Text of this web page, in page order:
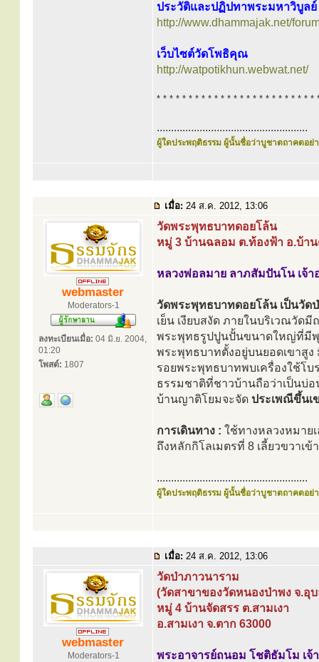
ประวัติและปฏิปทาพระมหาวิบูล
http://www.dhammajak.net/
เว็บไซต์วัดโพธิคุณ
http://watpotikhun.webwat.net/
* * * * * * * * * * * * * * * * * * * * * * * * *
.....................................................
ผู้ใดประพฤติธรรม ผู้นั้นชื่อว่าบูชาตถาคตอย่า
เมื่อ: 24 ส.ค. 2012, 13:06
webmaster
Moderators-1
ลงทะเบียนเมื่อ: 04 มิ.ย. 2004,
01:20
โพสต์: 1807
วัดพระพุทธบาทดอยโล้น
หมู่ 3 บ้านฉลอม ต.ท้องฟ้า อ.บ้าน
หลวงพ่อลมาย ลาภสัมปันโน เจ้า
วัดพระพุทธบาทดอยโล้น เป็นวัด
เย็น เงียบสงัด ภายในบริเวณวัด
พระพุทธรูปปูนปั้นขนาดใหญ่ที่มีพุ
พระพุทธบาทตั้งอยู่บนยอดเขาสู
รอยพระพุทธบาทพบเครื่องใช้โ
ธรรมชาติที่ชาวบ้านถือว่าเป็นบ่
บ้านญาติโยมจะจัด ประเพณีขึ้นเ
การเดินทาง : ใช้ทางหลวงหมาย
ถึงหลักกิโลเมตรที่ 8 เลี้ยวขวาเ
.....................................................
ผู้ใดประพฤติธรรม ผู้นั้นชื่อว่าบูชาตถาคตอย่า
เมื่อ: 24 ส.ค. 2012, 13:06
webmaster
Moderators-1
วัดป่าภาวนาราม
(วัดสาขาของวัดหนองป่าพง จ.อุ
หมู่ 4 บ้านจัดสรร ต.สามเงา
อ.สามเงา จ.ตาก 63000
พระอาจารย์ถนอม โชติธัมโม เจ้